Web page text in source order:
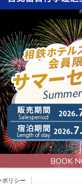
イン 大阪なんば駅前
イン 神戸三宮
ートソプラ神戸
ートソプラ神戸アネッ
ルズ 公式SNS
ポリシー